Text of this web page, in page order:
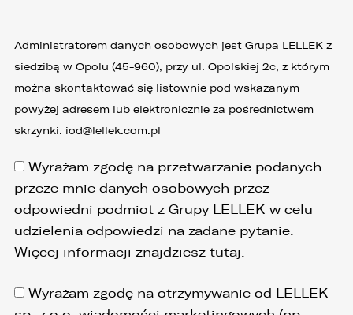
Administratorem danych osobowych jest Grupa LELLEK z
siedzibą w Opolu (45-960), przy ul. Opolskiej 2c, z którym
można skontaktować się listownie pod wskazanym
powyżej adresem lub elektronicznie za pośrednictwem
skrzynki: iod@lellek.com.pl
Wyrażam zgodę na przetwarzanie podanych
przeze mnie danych osobowych przez
odpowiedni podmiot z Grupy LELLEK w celu
udzielenia odpowiedzi na zadane pytanie.
Więcej informacji znajdziesz tutaj.
Wyrażam zgodę na otrzymywanie od LELLEK